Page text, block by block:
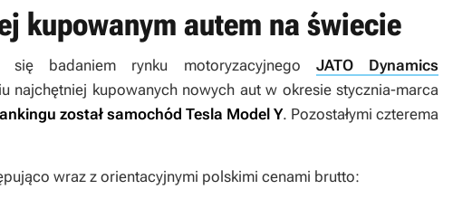
kupowanym autem na świecie
się badaniem rynku motoryzacyjnego JATO Dynamics
najchętniej kupowanych nowych aut w okresie stycznia-marca
został samochód Tesla Model Y. Pozostałymi czterema
wraz z orientacyjnymi polskimi cenami brutto: